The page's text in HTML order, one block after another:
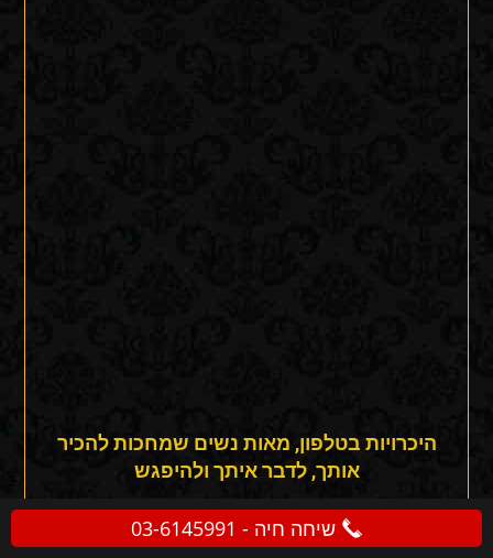
היכרויות בטלפון, מאות נשים שמחכות להכיר
אותך, לדבר איתך ולהיפגש
שיחה חיה - 03-6145991